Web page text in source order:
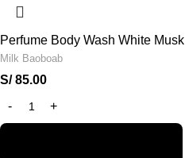
Perfume Body Wash White Musk
Milk Baoboab
S/85.00